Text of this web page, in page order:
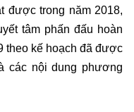
được trong năm 2018,
tâm phấn đấu hoàn
theo kế hoạch đã được
các nội dung phương